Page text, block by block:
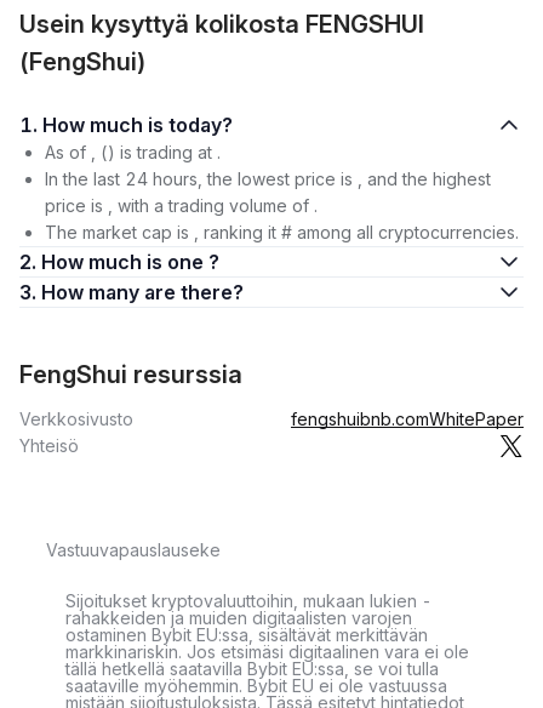
Usein kysyttyä kolikosta FENGSHUI
(FengShui)
1. How much is today?
As of , () is trading at .
In the last 24 hours, the lowest price is , and the highest
price is , with a trading volume of .
The market cap is , ranking it # among all cryptocurrencies.
2. How much is one ?
3. How many are there?
FengShui resurssia
Verkkosivusto fengshuibnb.comWhitePaper
Yhteisö
Vastuuvapauslauseke
Sijoitukset kryptovaluuttoihin, mukaan lukien -
rahakkeiden ja muiden digitaalisten varojen
ostaminen Bybit EU:ssa, sisältävät merkittävän
markkinariskin. Jos etsimäsi digitaalinen vara ei ole
tällä hetkellä saatavilla Bybit EU:ssa, se voi tulla
saataville myöhemmin. Bybit EU ei ole vastuussa
mistään sijoitustuloksista. Tässä esitetyt hintatiedot